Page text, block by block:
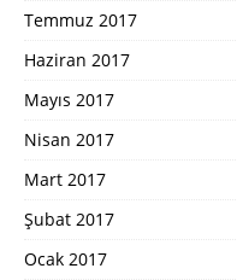
Temmuz 2017
Haziran 2017
Mayıs 2017
Nisan 2017
Mart 2017
Şubat 2017
Ocak 2017